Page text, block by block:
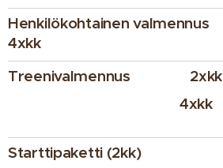
Henkilökohtainen valmennus
4xkk
Treenivalmennus 2xkk
4xkk
Starttipaketti (2kk)